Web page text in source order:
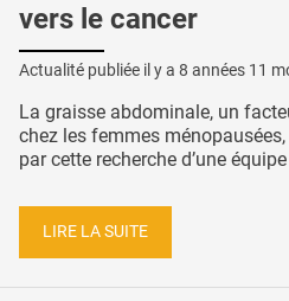
vers le cancer
Actualité publiée il y a 8 années 11
La graisse abdominale, un
chez les femmes ménopausées,
par cette recherche d’une
LIRE LA SUITE